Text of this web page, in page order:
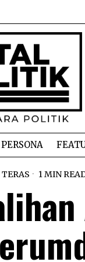
PERSONA
TERAS 1 MIN